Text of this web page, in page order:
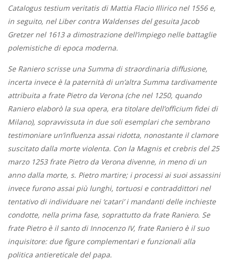
Catalogus testium veritatis di Mattia Flacio Illirico nel 1556 e,
in seguito, nel Liber contra Waldenses del gesuita Jacob
Gretzer nel 1613 a dimostrazione dell’impiego nelle battaglie
polemistiche di epoca moderna.
Se Raniero scrisse una Summa di straordinaria diffusione,
incerta invece è la paternità di un’altra Summa tardivamente
attribuita a frate Pietro da Verona (che nel 1250, quando
Raniero elaborò la sua opera, era titolare dell’officium fidei di
Milano), sopravvissuta in due soli esemplari che sembrano
testimoniare un’influenza assai ridotta, nonostante il clamore
suscitato dalla morte violenta. Con la Magnis et crebris del 25
marzo 1253 frate Pietro da Verona divenne, in meno di un
anno dalla morte, s. Pietro martire; i processi ai suoi assassini
invece furono assai più lunghi, tortuosi e contraddittori nel
tentativo di individuare nei ‘catari’ i mandanti delle inchieste
condotte, nella prima fase, soprattutto da frate Raniero. Se
frate Pietro è il santo di Innocenzo IV, frate Raniero è il suo
inquisitore: due figure complementari e funzionali alla
politica antiereticale del papa.